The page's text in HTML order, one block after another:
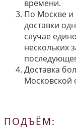
времени.
По Москве и
доставки
случае
нескольких
Доставка
Московской
ПОДЪЁМ: